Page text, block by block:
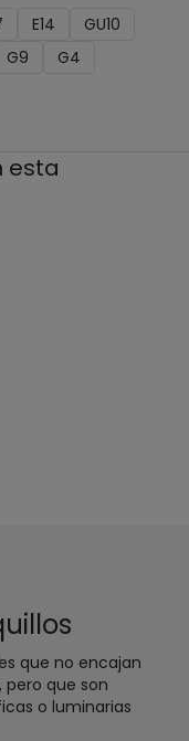
E14
GU10
G9
G4
esta
que no encajan
que son
o luminarias